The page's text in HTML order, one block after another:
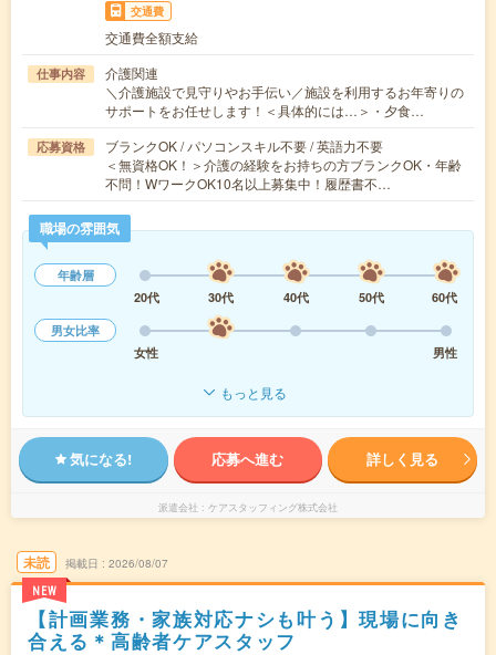
交通費
交通費全額支給
仕事内容
介護関連
＼介護施設で見守りやお手伝い／施設を利用するお年寄りの
サポートをお任せします！＜具体的には…＞・夕食…
応募資格
ブランクOK / パソコンスキル不要 / 英語力不要
＜無資格OK！＞介護の経験をお持ちの方ブランクOK・年齢
不問！WワークOK10名以上募集中！履歴書不…
職場の雰囲気
年齢層
20代
30代 40代 50代
60代
男女比率
女性
男性
もっと見る
気になる! 応募へ進む 詳しく見る
派遣会社 ケアスタッフィング株式会社
未読
NEW
掲載日 2026/08/07
【計画業務・家族対応ナシも叶う】現場に向き
合える＊高齢者ケアスタッフ